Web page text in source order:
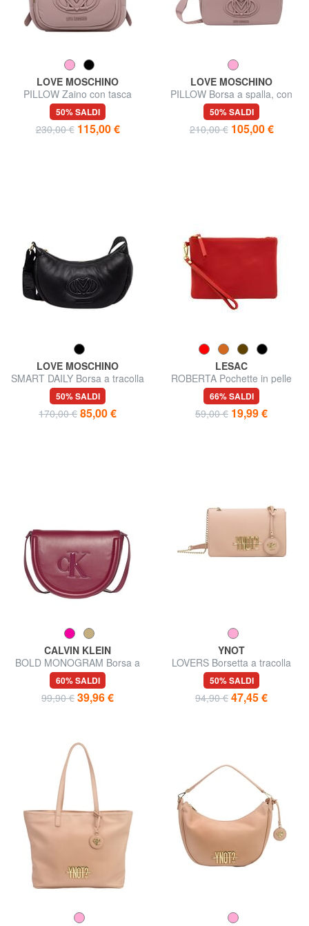
LOVE MOSCHINO
PILLOW Zaino con tasca
frontale
50% SALDI
230,00 € 115,00 €
LOVE MOSCHINO
PILLOW Borsa a spalla, con
tracolla
50% SALDI
210,00 € 105,00 €
LOVE MOSCHINO
SMART DAILY Borsa a tracolla
50% SALDI
170,00 € 85,00 €
LESAC
ROBERTA Pochette in pelle
dollaro
66% SALDI
59,00 € 19,99 €
CALVIN KLEIN
BOLD MONOGRAM Borsa a
tracolla
60% SALDI
99,90 € 39,96 €
YNOT
LOVERS Borsetta a tracolla
50% SALDI
94,90 € 47,45 €